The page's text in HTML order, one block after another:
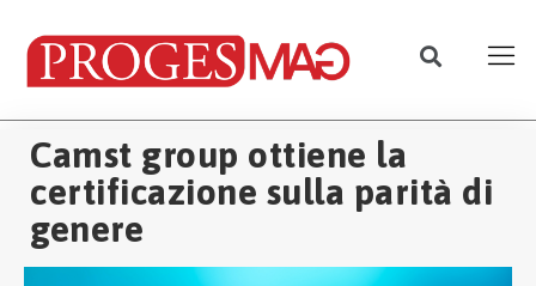
Camst group ottiene la
certificazione sulla parità di
genere